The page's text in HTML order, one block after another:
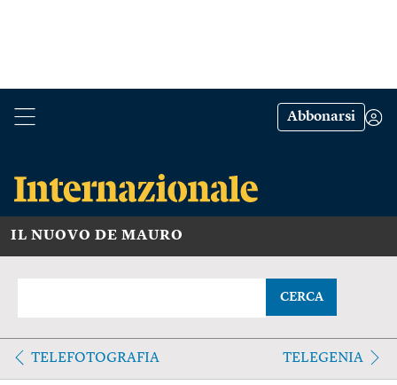
Abbonarsi
IL NUOVO DE MAURO
CERCA
TELEFOTOGRAFIA TELEGENIA